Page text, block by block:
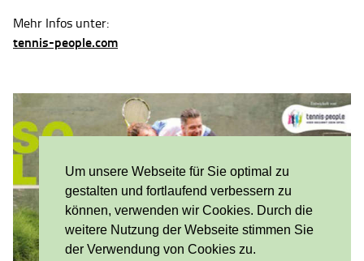
Um unsere Webseite für Sie optimal zu
gestalten und fortlaufend verbessern zu
können, verwenden wir Cookies. Durch die
weitere Nutzung der Webseite stimmen Sie
der Verwendung von Cookies zu.
Mehr Infos unter:
tennis-people.com